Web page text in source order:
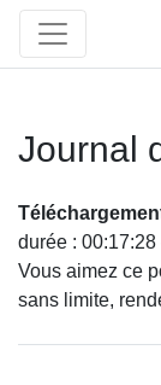
Journal
durée :
Vous aimez ce
sans limite,